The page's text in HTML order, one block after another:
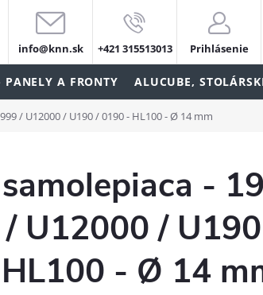
info@knn.sk +421 315513013 Prihlásenie
PANELY A FRONTY ALUCUBE,
/ U12000 / U190 / 0190 - HL100 - Ø 14 mm
-
U12000 /
- Ø 14